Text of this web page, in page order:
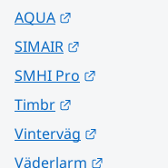
AQUA
SIMAIR
SMHI Pro
Timbr
Vinterväg
Väderlarm